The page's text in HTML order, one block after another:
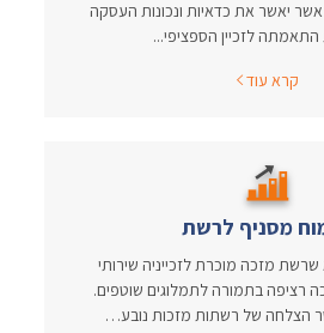
יאשר את כדאיות ונכונות העסקה
לזכיין הספציפי...
קרא עוד
מסניף לרשת
שרשת מזכה מוכרת לזכייניה שירותי
רציפה בתמורה לתמלוגים שוטפים.
הצלחה של רשתות מזכות נובע…